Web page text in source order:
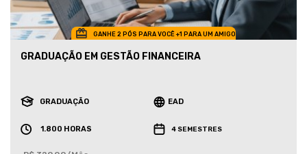
GANHE 2 PÓS PARA VOCÊ +1 PARA UM AMIGO
GRADUAÇÃO EM GESTÃO FINANCEIRA
GRADUAÇÃO EAD
1.800 HORAS 4 SEMESTRES